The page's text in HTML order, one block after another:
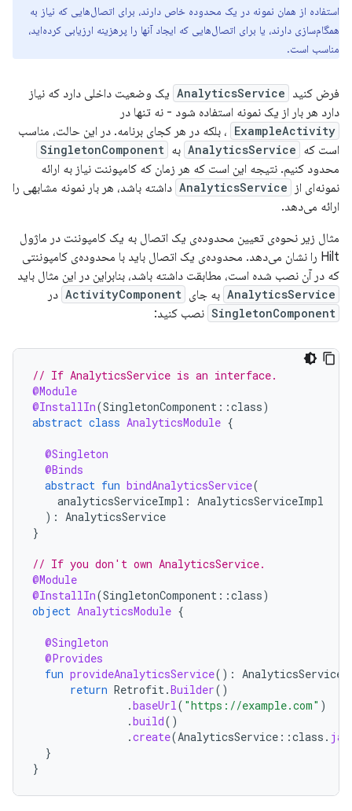
استفاده از همان نمونه در یک محدوده خاص دارند، برای اتصال‌هایی که نیاز به
همگام‌سازی دارند، یا برای اتصال‌هایی که ایجاد آنها را پرهزینه ارزیابی کرده‌اید،
مناسب است.
فرض کنید AnalyticsService یک وضعیت داخلی دارد که نیاز
دارد هر بار از یک نمونه استفاده شود - نه تنها در
ExampleActivity ، بلکه در هر کجای برنامه. در این حالت، مناسب
است که AnalyticsService به SingletonComponent
محدود کنیم. نتیجه این است که هر زمان که کامپوننت نیاز به ارائه
نمونه‌ای از
AnalyticsService داشته باشد، هر بار نمونه مشابهی را
ارائه می‌دهد.
مثال زیر نحوه‌ی تعیین محدوده‌ی یک اتصال به یک کامپوننت در ماژول
Hilt را نشان می‌دهد. محدوده‌ی یک اتصال باید با محدوده‌ی کامپوننتی
که در آن نصب شده است، مطابقت داشته باشد، بنابراین در این مثال باید
AnalyticsService به جای ActivityComponent در
SingletonComponent نصب کنید:
// If AnalyticsService is an interface.
@Module
@InstallIn(SingletonComponent ::class)
abstract class AnalyticsModule {
@Singleton
@Binds
abstract fun bindAnalyticsService(
analyticsServiceImpl : AnalyticsServiceImpl
): AnalyticsService
}
// If you don't own AnalyticsService.
@Module
@InstallIn(SingletonComponent ::class)
object AnalyticsModule {
@Singleton
@Provides
fun provideAnalyticsService(): AnalyticsService
return Retrofit.Builder()
.baseUrl( "https://example.com" )
.build()
.create(AnalyticsService ::class .
}
}